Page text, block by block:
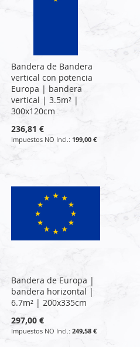
Bandera de Bandera
vertical con potencia
Europa | bandera
vertical | 3.5m² |
300x120cm
236,81 €
199,00 €
Bandera de Europa |
bandera horizontal |
6.7m² | 200x335cm
297,00 €
249,58 €